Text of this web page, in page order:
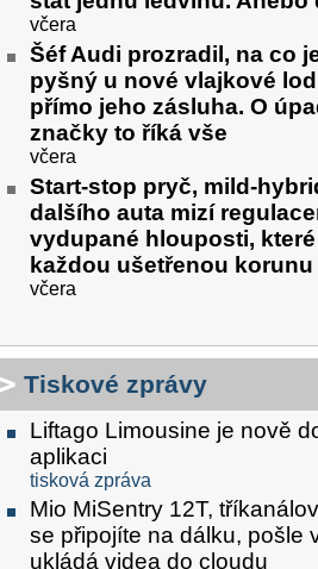
včera
Šéf Audi prozradil, na co
pyšný u nové vlajkové
přímo jeho zásluha. O
značky to říká vše
včera
Start-stop pryč, mild-
dalšího auta mizí
vydupané hlouposti,
každou ušetřenou
včera
Tiskové zprávy
Liftago Limousine je nově
aplikaci
tisková zpráva
Mio MiSentry 12T,
se připojíte na dálku, pošle
ukládá videa do cloudu